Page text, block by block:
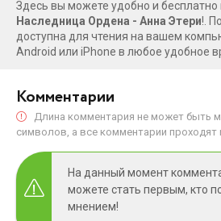
Здесь вы можете удобно и бесплатно
Наследница Ордена - Анна Этери!.
доступна для чтения на вашем
Android или iPhone в любое удобное
Комментарии
Длина комментария не может быть
символов, а все комментарии проходят
На данный момент
можете стать первым, кто
мнением!